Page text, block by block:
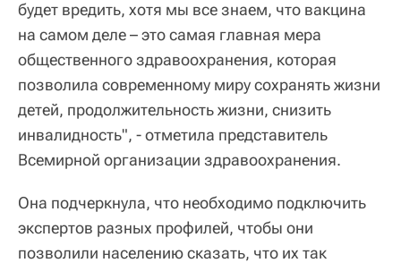
будет вредить, хотя мы все знаем, что вакцина
на самом деле – это самая главная мера
общественного здравоохранения, которая
позволила современному миру сохранять жизни
детей, продолжительность жизни, снизить
инвалидность", - отметила представитель
Всемирной организации здравоохранения.
Она подчеркнула, что необходимо подключить
экспертов разных профилей, чтобы они
позволили населению сказать, что их так